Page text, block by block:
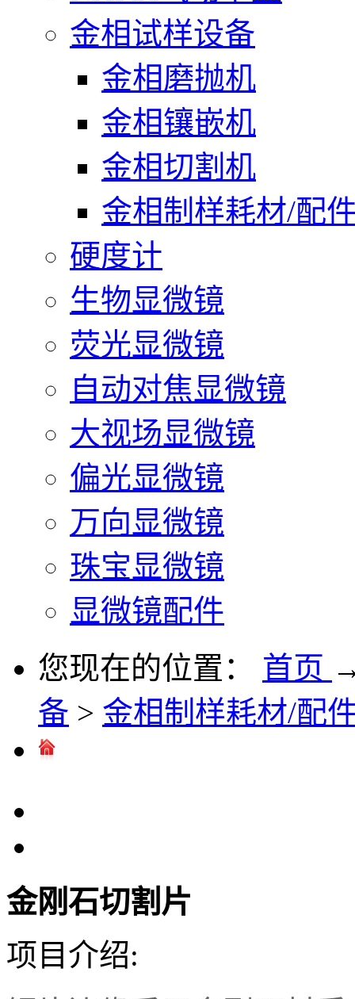
金相试样设备
金相磨抛机
金相镶嵌机
金相切割机
金相制样耗材/配
硬度计
生物显微镜
荧光显微镜
自动对焦显微镜
大视场显微镜
偏光显微镜
万向显微镜
珠宝显微镜
显微镜配件
您现在的位置：
首页
备 > 金相制样耗材/配
金刚石切割片
项目介绍: